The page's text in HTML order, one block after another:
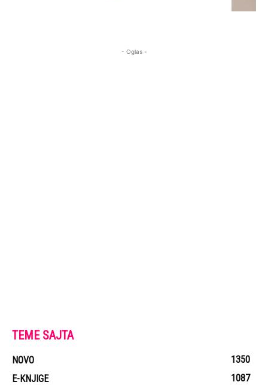
- Oglas -
TEME SAJTA
NOVO
1350
E-KNJIGE
1087